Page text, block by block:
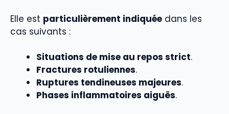
Elle est particulièrement indiquée dans les
cas suivants :
Situations de mise au repos strict.
Fractures rotuliennes.
Ruptures tendineuses majeures.
Phases inflammatoires aiguës.